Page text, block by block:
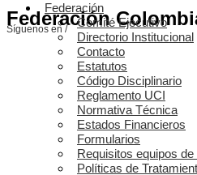
Federación
Síguenos en /
Federación
Comité Ejecutivo
Directorio Institucional
Contacto
Estatutos
Código Disciplinario
Reglamento UCI
Normativa Técnica
Estados Financieros
Formularios
Requisitos equipos
Políticas de